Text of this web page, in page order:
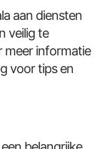
aan diensten
veilig te
meer informatie
voor tips en